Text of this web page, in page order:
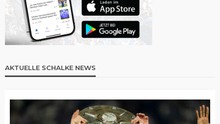
AKTUELLE SCHALKE NEWS